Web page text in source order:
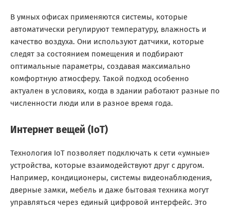
В умных офисах применяются системы, которые
автоматически регулируют температуру, влажность и
качество воздуха. Они используют датчики, которые
следят за состоянием помещения и подбирают
оптимальные параметры, создавая максимально
комфортную атмосферу. Такой подход особенно
актуален в условиях, когда в здании работают разные по
численности люди или в разное время года.
Интернет вещей (IoT)
Технология IoT позволяет подключать к сети «умные»
устройства, которые взаимодействуют друг с другом.
Например, кондиционеры, системы видеонаблюдения,
дверные замки, мебель и даже бытовая техника могут
управляться через единый цифровой интерфейс. Это